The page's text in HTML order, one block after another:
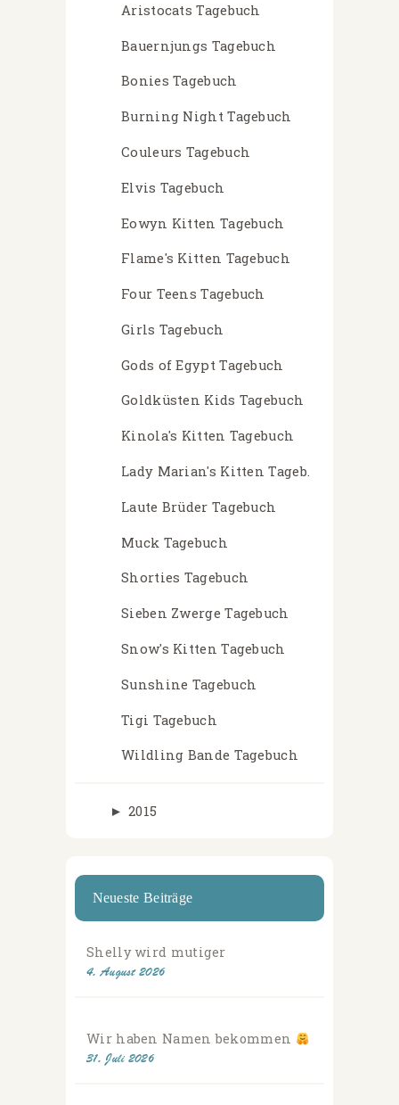
Aristocats Tagebuch
Bauernjungs Tagebuch
Bonies Tagebuch
Burning Night Tagebuch
Couleurs Tagebuch
Elvis Tagebuch
Eowyn Kitten Tagebuch
Flame's Kitten Tagebuch
Four Teens Tagebuch
Girls Tagebuch
Gods of Egypt Tagebuch
Goldküsten Kids Tagebuch
Kinola's Kitten Tagebuch
Lady Marian's Kitten Tageb.
Laute Brüder Tagebuch
Muck Tagebuch
Shorties Tagebuch
Sieben Zwerge Tagebuch
Snow's Kitten Tagebuch
Sunshine Tagebuch
Tigi Tagebuch
Wildling Bande Tagebuch
► 2015
Neueste Beiträge
Shelly wird mutiger
4. August 2026
Wir haben Namen bekommen
31. Juli 2026